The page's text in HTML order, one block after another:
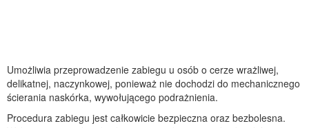
Umożliwia przeprowadzenie zabiegu u osób o cerze wrażliwej,
delikatnej, naczynkowej, ponieważ nie dochodzi do mechanicznego
ścierania naskórka, wywołującego podrażnienia.
Procedura zabiegu jest całkowicie bezpieczna oraz bezbolesna.